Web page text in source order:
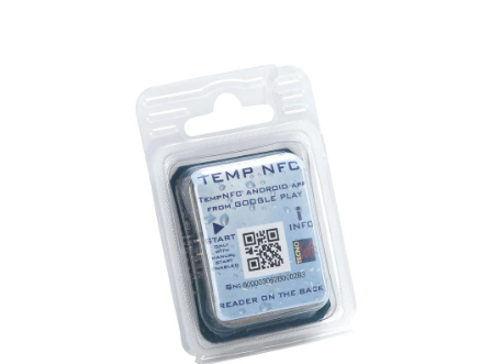
Obchodné podmienky GDPR Slovník pojmov